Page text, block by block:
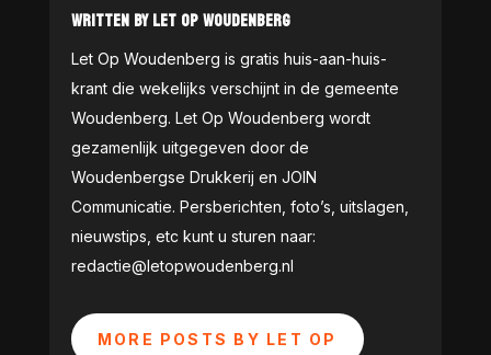
WRITTEN BY LET OP WOUDENBERG
Let Op Woudenberg is gratis huis-aan-huis-
krant die wekelijks verschijnt in de gemeente
Woudenberg. Let Op Woudenberg wordt
gezamenlijk uitgegeven door de
Woudenbergse Drukkerij en JOIN
Communicatie. Persberichten, foto’s, uitslagen,
nieuwstips, etc kunt u sturen naar:
redactie@letopwoudenberg.nl
MORE POSTS BY LET OP